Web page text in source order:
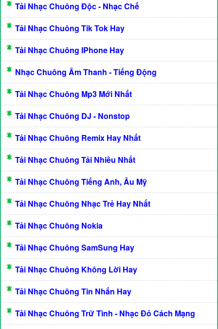
Tải Nhạc Chuông Độc - Nhạc Chế
Tải Nhạc Chuông Tik Tok Hay
Tải Nhạc Chuông IPhone Hay
Nhạc Chuông Âm Thanh - Tiếng Động
Tải Nhạc Chuông Mp3 Mới Nhất
Tải Nhạc Chuông DJ - Nonstop
Tải Nhạc Chuông Remix Hay Nhất
Tải Nhạc Chuông Tải Nhiều Nhất
Tải Nhạc Chuông Tiếng Anh, Âu Mỹ
Tải Nhạc Chuông Nhạc Trẻ Hay Nhất
Tải Nhạc Chuông Nokia
Tải Nhạc Chuông SamSung Hay
Tải Nhạc Chuông Không Lời Hay
Tải Nhạc Chuông Tin Nhắn Hay
Tải Nhạc Chuông Trữ Tình - Nhạc Đỏ Cách Mạng